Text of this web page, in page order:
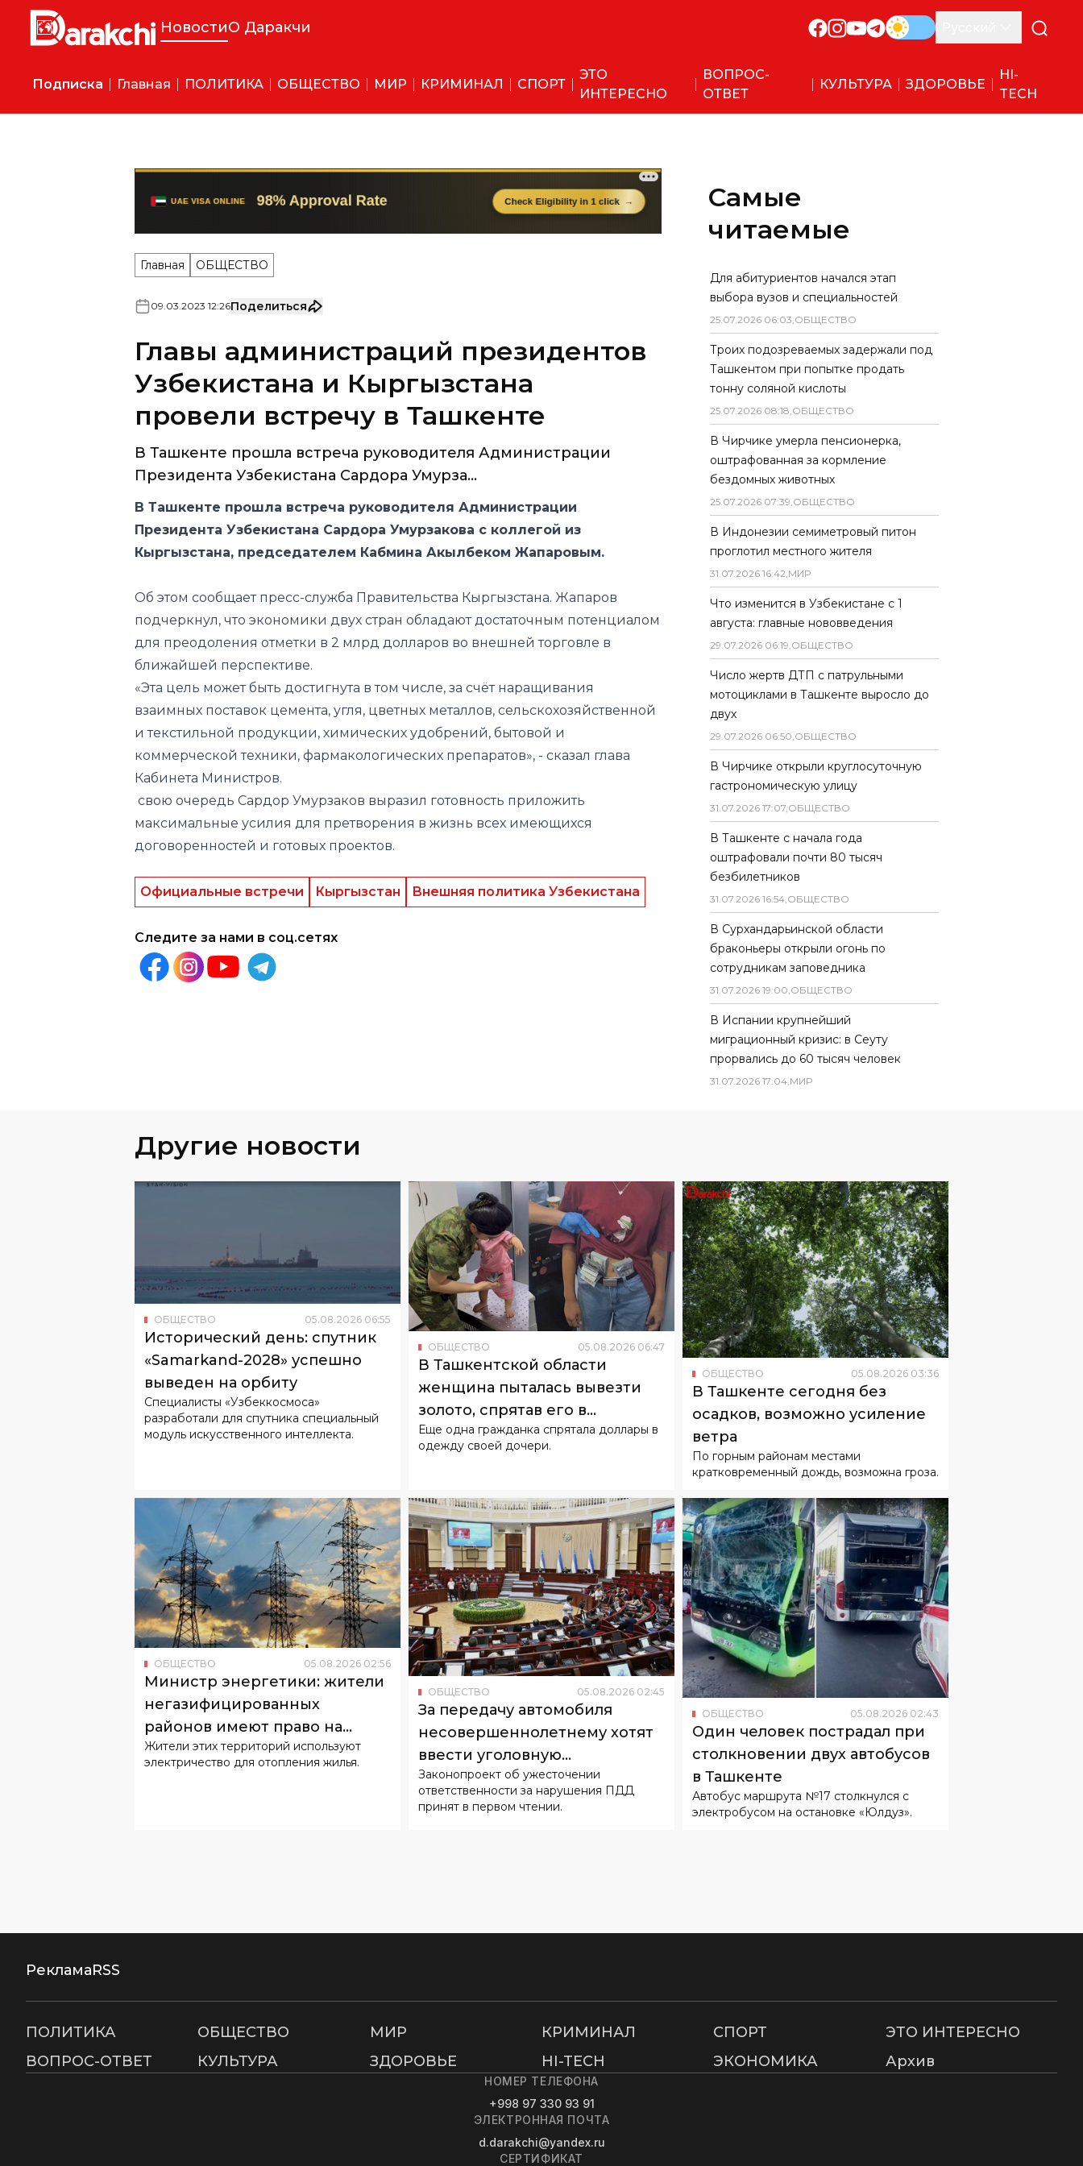
НовостиО Даракчи
Подписка Главная ПОЛИТИКА ОБЩЕСТВО МИР КРИМИНАЛ СПОРТ
ЭТО
ИНТЕРЕСНО
ВОПРОС-
ОТВЕТ
КУЛЬТУРА ЗДОРОВЬЕ
HI-
TECH
Главная ОБЩЕСТВО
09 03 2023 12:26Поделиться
Главы администраций президентов
Узбекистана и Кыргызстана
провели встречу в Ташкенте
В Ташкенте прошла встреча руководителя Администрации
Президента Узбекистана Сардора Умурза...
В Ташкенте прошла встреча руководителя Администрации
Президента Узбекистана Сардора Умурзакова с коллегой из
Кыргызстана, председателем Кабмина Акылбеком Жапаровым.
Об этом сообщает пресс-служба Правительства Кыргызстана. Жапаров
подчеркнул, что экономики двух стран обладают достаточным потенциалом
для преодоления отметки в 2 млрд долларов во внешней торговле в
ближайшей перспективе.
«Эта цель может быть достигнута в том числе, за счёт наращивания
взаимных поставок цемента, угля, цветных металлов, сельскохозяйственной
и текстильной продукции, химических удобрений, бытовой и
коммерческой техники, фармакологических препаратов», - сказал глава
Кабинета Министров.
свою очередь Сардор Умурзаков выразил готовность приложить
максимальные усилия для претворения в жизнь всех имеющихся
договоренностей и готовых проектов.
Официальные встречи Кыргызстан Внешняя политика Узбекистана
Следите за нами в соц.сетях
Самые
читаемые
Для абитуриентов начался этап
выбора вузов и специальностей
25.07.2026 06:03,ОБЩЕСТВО
Троих подозреваемых задержали под
Ташкентом при попытке продать
тонну соляной кислоты
25.07.2026 08:18,ОБЩЕСТВО
В Чирчике умерла пенсионерка,
оштрафованная за кормление
бездомных животных
25.07.2026 07:39,ОБЩЕСТВО
В Индонезии семиметровый питон
проглотил местного жителя
31.07.2026 16:42,МИР
Что изменится в Узбекистане с 1
августа: главные нововведения
29.07.2026 06:19,ОБЩЕСТВО
Число жертв ДТП с патрульными
мотоциклами в Ташкенте выросло до
двух
29.07.2026 06:50,ОБЩЕСТВО
В Чирчике открыли круглосуточную
гастрономическую улицу
31.07.2026 17:07,ОБЩЕСТВО
В Ташкенте с начала года
оштрафовали почти 80 тысяч
безбилетников
31.07.2026 16:54,ОБЩЕСТВО
В Сурхандарьинской области
браконьеры открыли огонь по
сотрудникам заповедника
31.07.2026 19:00,ОБЩЕСТВО
В Испании крупнейший
миграционный кризис: в Сеуту
прорвались до 60 тысяч человек
31.07.2026 17:04,МИР
Другие новости
ОБЩЕСТВО 05.08.2026 06:55
Исторический день: спутник
«Samarkand-2028» успешно
выведен на орбиту
Специалисты «Узбеккосмоса»
разработали для спутника специальный
модуль искусственного интеллекта.
ОБЩЕСТВО 05.08.2026 06:47
В Ташкентской области
женщина пыталась вывезти
золото, спрятав его в
подгузнике ребенка
Еще одна гражданка спрятала доллары в
одежду своей дочери.
ОБЩЕСТВО 05.08.2026 03:36
В Ташкенте сегодня без
осадков, возможно усиление
ветра
По горным районам местами
кратковременный дождь, возможна гроза.
ОБЩЕСТВО 05.08.2026 02:56
Министр энергетики: жители
негазифицированных
районов имеют право на
льготный тариф
Жители этих территорий используют
электричество для отопления жилья.
ОБЩЕСТВО 05.08.2026 02:45
За передачу автомобиля
несовершеннолетнему хотят
ввести уголовную
ответственность
Законопроект об ужесточении
ответственности за нарушения ПДД
принят в первом чтении.
ОБЩЕСТВО 05.08.2026 02:43
Один человек пострадал при
столкновении двух автобусов
в Ташкенте
Автобус маршрута №17 столкнулся с
электробусом на остановке «Юлдуз».
РекламаRSS
ПОЛИТИКА ОБЩЕСТВО МИР КРИМИНАЛ СПОРТ
ЭТО ИНТЕРЕСНО
ВОПРОС-ОТВЕТ
КУЛЬТУРА ЗДОРОВЬЕ HI-TECH ЭКОНОМИКА Архив
НОМЕР ТЕЛЕФОНА
+998 97 330 93 91
ЭЛЕКТРОННАЯ ПОЧТА
d.darakchi@yandex.ru
СЕРТИФИКАТ